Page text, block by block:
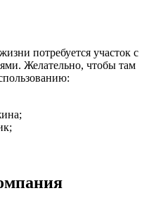
потребуется участок с
Желательно, чтобы там